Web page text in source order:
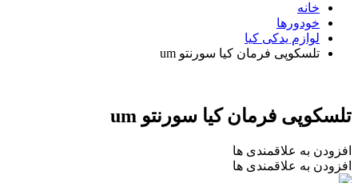
خانه
خودورها
لوازم یدکی کیا
تلسکوپی فرمان کیا سورنتو um
تلسکوپی فرمان کیا سورنتو um
افزودن به علاقمندی ها
افزودن به علاقمندی ها